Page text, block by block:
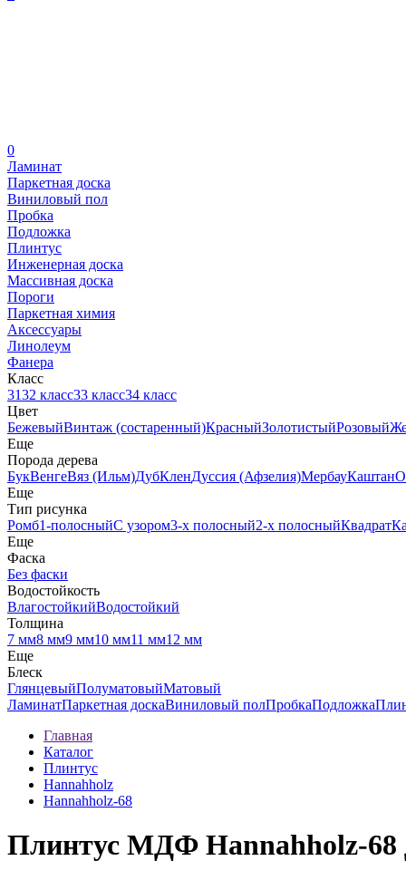
0
Ламинат
Паркетная доска
Виниловый пол
Пробка
Подложка
Плинтус
Инженерная доска
Массивная доска
Пороги
Паркетная химия
Аксессуары
Линолеум
Фанера
Класс
3132 класс33 класс34 класс
Цвет
БежевыйВинтаж (состаренный)КрасныйЗолотистыйРозовый
Еще
Порода дерева
БукВенгеВяз (Ильм)ДубКленДуссия (Афзелия)МербауКаштан
Еще
Тип рисунка
Ромб1-полосныйС узором3-х полосный2-х полосныйКвадрат
Еще
Фаска
Без фаски
Водостойкость
ВлагостойкийВодостойкий
Толщина
7 мм8 мм9 мм10 мм11 мм12 мм
Еще
Блеск
ГлянцевыйПолуматовыйМатовый
ЛаминатПаркетная доскаВиниловый полПробкаПодложка
Главная
Каталог
Плинтус
Hannahholz
Hannahholz-68
Плинтус МДФ Hannahholz-68